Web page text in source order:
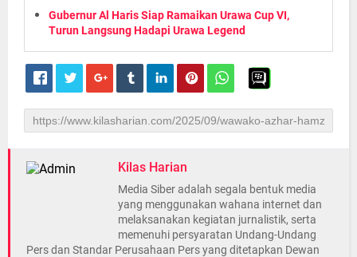
Gubernur Al Haris Siap Ramaikan Urawa Cup VI,
Turun Langsung Hadapi Urawa Legend
Kilas Harian
Media Siber adalah segala bentuk media
yang menggunakan wahana internet dan
melaksanakan kegiatan jurnalistik, serta
memenuhi persyaratan Undang-Undang
Pers dan Standar Perusahaan Pers yang ditetapkan Dewan